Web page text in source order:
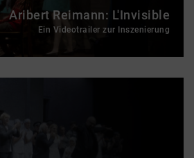
Aribert Reimann: L'Invisible
Ein Videotrailer zur Inszenierung